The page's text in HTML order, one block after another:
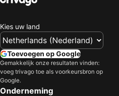
Kies uw land
Toevoegen op Google
Gemakkelijk onze resultaten vinden:
voeg trivago toe als voorkeursbron op
Google.
Onderneming